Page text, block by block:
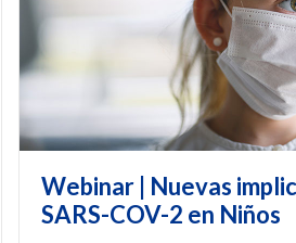
Webinar | Nuevas
SARS-COV-2 en Niños